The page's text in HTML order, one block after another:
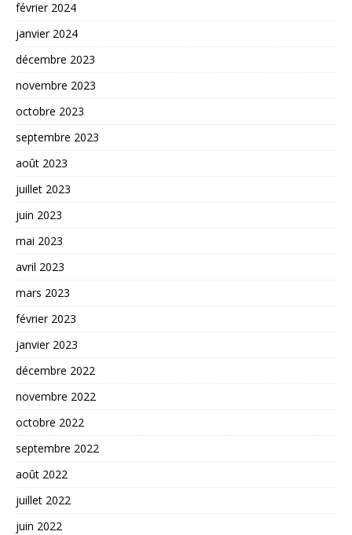
février 2024
janvier 2024
décembre 2023
novembre 2023
octobre 2023
septembre 2023
août 2023
juillet 2023
juin 2023
mai 2023
avril 2023
mars 2023
février 2023
janvier 2023
décembre 2022
novembre 2022
octobre 2022
septembre 2022
août 2022
juillet 2022
juin 2022